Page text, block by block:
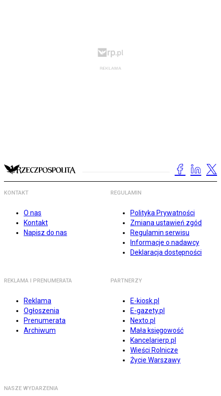
KONTAKT
O nas
Kontakt
Napisz do nas
REGULAMIN
Polityka Prywatności
Zmiana ustawień zgód
Regulamin serwisu
Informacje o nadawcy
Deklaracja dostępności
REKLAMA I PRENUMERATA
Reklama
Ogłoszenia
Prenumerata
Archiwum
PARTNERZY
E-kiosk.pl
E-gazety.pl
Nexto.pl
Mała księgowość
Kancelarierp.pl
Wieści Rolnicze
Życie Warszawy
NASZE WYDARZENIA